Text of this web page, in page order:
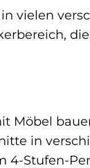
in vielen
Möbel
in
4-Stufen-